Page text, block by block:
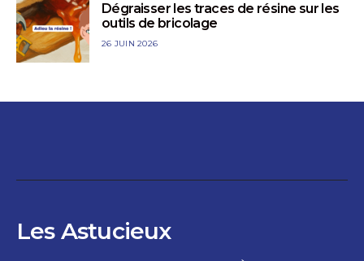
Dégraisser les traces de résine sur les
outils de bricolage
26 JUIN 2026
Les Astucieux